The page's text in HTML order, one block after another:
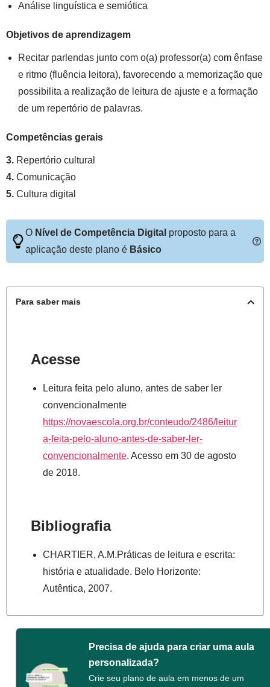
Análise linguística e semiótica
Objetivos de aprendizagem
Recitar parlendas junto com o(a) professor(a) com ênfase
e ritmo (fluência leitora), favorecendo a memorização que
possibilita a realização de leitura de ajuste e a formação
de um repertório de palavras.
Competências gerais
3. Repertório cultural
4. Comunicação
5. Cultura digital
O Nível de Competência Digital proposto para a
aplicação deste plano é Básico
Para saber mais
Acesse
Leitura feita pelo aluno, antes de saber ler
convencionalmente
https://novaescola.org.br/conteudo/2486/leitur
a-feita-pelo-aluno-antes-de-saber-ler-
convencionalmente. Acesso em 30 de agosto
de 2018.
Bibliografia
CHARTIER, A.M.Práticas de leitura e escrita:
história e atualidade. Belo Horizonte:
Autêntica, 2007.
Precisa de ajuda para criar uma aula
personalizada?
Crie seu plano de aula em menos de um